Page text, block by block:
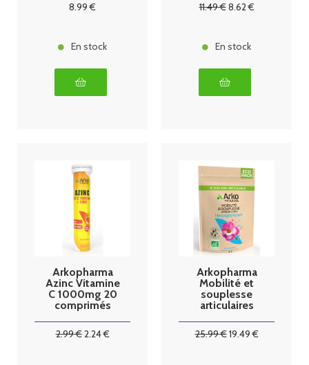
8.99 €
En stock
11.49€8.62€
En stock
Arkopharma
Azinc Vitamine
C 1000mg 20
comprimés
2.99€2.24€
Arkopharma
Mobilité et
souplesse
articulaires
25.99€19.49€